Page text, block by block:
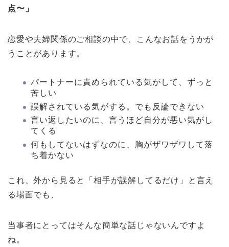
点〜」
恋愛や夫婦関係のご相談の中で、こんなお話をうかが
うことがあります。
パートナーに責められている気がして、ずっと
苦しい
誤解されている気がする。でも反論できない
言い返したいのに、言うほど自分が悪い気がし
てくる
何もしてないはずなのに、胸がザワザワして落
ち着かない
これ、外から見ると「相手が誤解してるだけ」と言え
る場面でも、
当事者にとってはそんな簡単な話じゃないんですよ
ね。